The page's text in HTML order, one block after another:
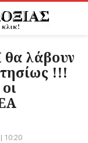
λάβουν
!!!
10:20